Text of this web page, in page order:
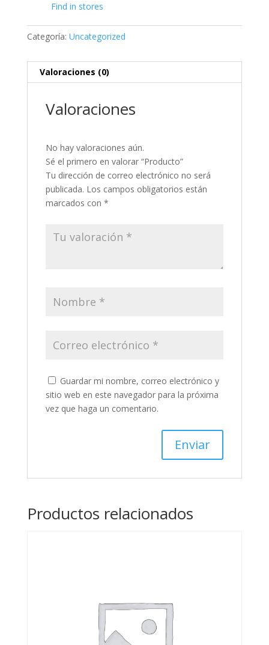
Find in stores
Categoría: Uncategorized
Valoraciones (0)
Valoraciones
No hay valoraciones aún.
Sé el primero en valorar “Producto”
Tu dirección de correo electrónico no será
publicada. Los campos obligatorios están
marcados con *
Guardar mi nombre, correo electrónico y
sitio web en este navegador para la próxima
vez que haga un comentario.
Productos relacionados